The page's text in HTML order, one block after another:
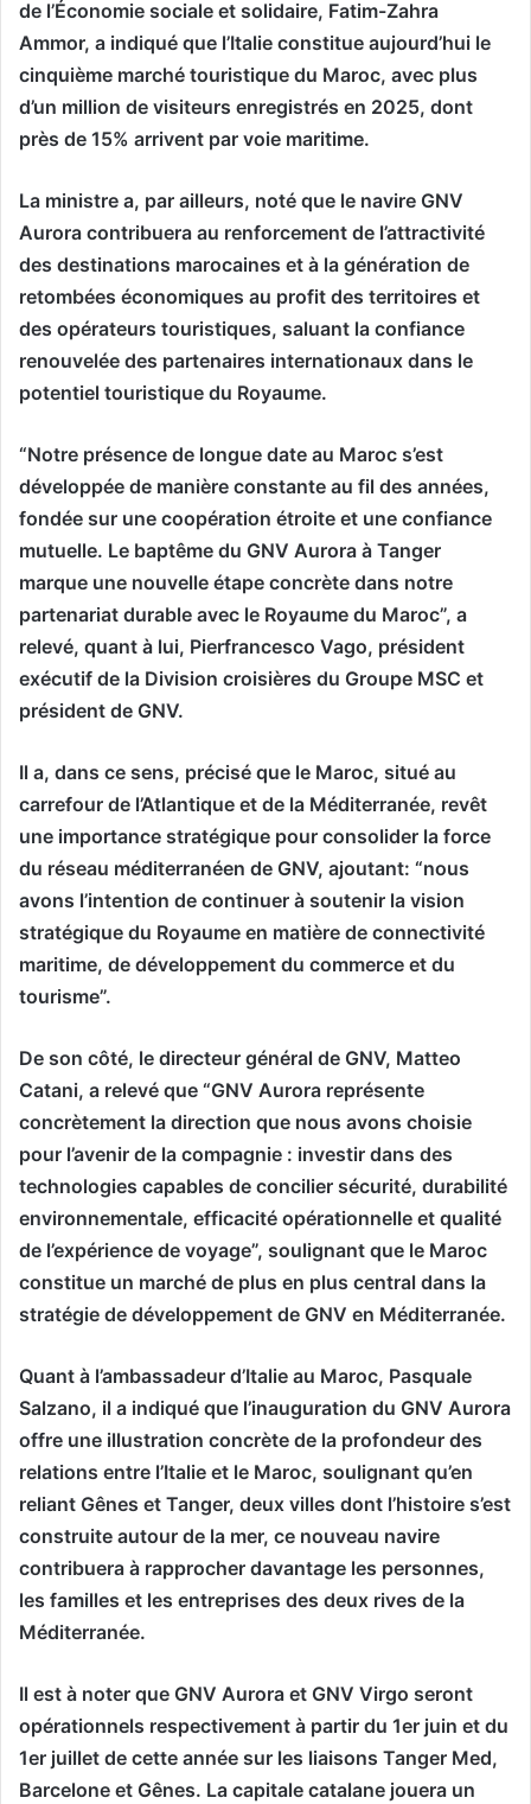
de l’Économie sociale et solidaire, Fatim-Zahra
Ammor, a indiqué que l’Italie constitue aujourd’hui le
cinquième marché touristique du Maroc, avec plus
d’un million de visiteurs enregistrés en 2025, dont
près de 15% arrivent par voie maritime.
La ministre a, par ailleurs, noté que le navire GNV
Aurora contribuera au renforcement de l’attractivité
des destinations marocaines et à la génération de
retombées économiques au profit des territoires et
des opérateurs touristiques, saluant la confiance
renouvelée des partenaires internationaux dans le
potentiel touristique du Royaume.
“Notre présence de longue date au Maroc s’est
développée de manière constante au fil des années,
fondée sur une coopération étroite et une confiance
mutuelle. Le baptême du GNV Aurora à Tanger
marque une nouvelle étape concrète dans notre
partenariat durable avec le Royaume du Maroc”, a
relevé, quant à lui, Pierfrancesco Vago, président
exécutif de la Division croisières du Groupe MSC et
président de GNV.
Il a, dans ce sens, précisé que le Maroc, situé au
carrefour de l’Atlantique et de la Méditerranée, revêt
une importance stratégique pour consolider la force
du réseau méditerranéen de GNV, ajoutant: “nous
avons l’intention de continuer à soutenir la vision
stratégique du Royaume en matière de connectivité
maritime, de développement du commerce et du
tourisme”.
De son côté, le directeur général de GNV, Matteo
Catani, a relevé que “GNV Aurora représente
concrètement la direction que nous avons choisie
pour l’avenir de la compagnie : investir dans des
technologies capables de concilier sécurité, durabilité
environnementale, efficacité opérationnelle et qualité
de l’expérience de voyage”, soulignant que le Maroc
constitue un marché de plus en plus central dans la
stratégie de développement de GNV en Méditerranée.
Quant à l’ambassadeur d’Italie au Maroc, Pasquale
Salzano, il a indiqué que l’inauguration du GNV Aurora
offre une illustration concrète de la profondeur des
relations entre l’Italie et le Maroc, soulignant qu’en
reliant Gênes et Tanger, deux villes dont l’histoire s’est
construite autour de la mer, ce nouveau navire
contribuera à rapprocher davantage les personnes,
les familles et les entreprises des deux rives de la
Méditerranée.
Il est à noter que GNV Aurora et GNV Virgo seront
opérationnels respectivement à partir du 1er juin et du
1er juillet de cette année sur les liaisons Tanger Med,
Barcelone et Gênes. La capitale catalane jouera un